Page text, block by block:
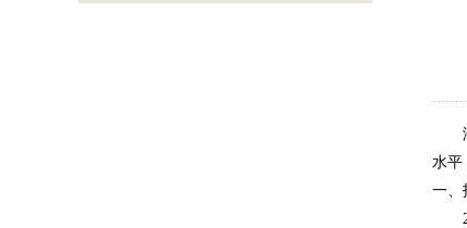
水平
一、